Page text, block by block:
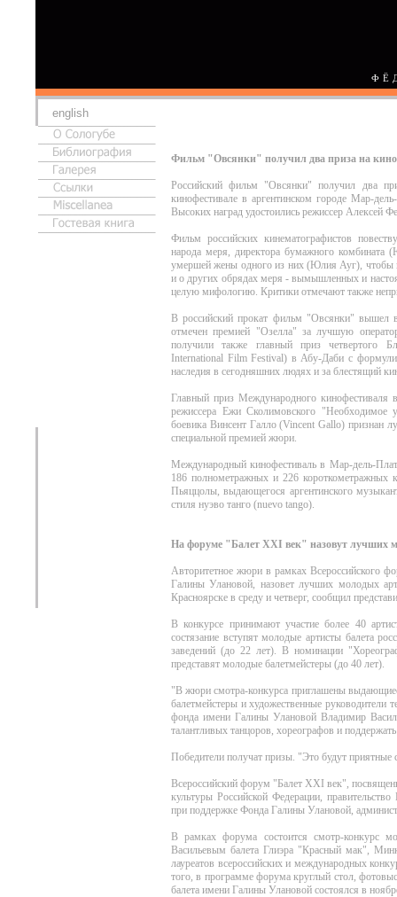
english
Фильм "Овсянки" получил два приза на
Российский фильм "Овсянки" получил два
кинофестивале в аргентинском городе Мар-
Высоких наград удостоились режиссер Алексей
Фильм российских кинематографистов
народа меря, директора бумажного
умершей жены одного из них (Юлия Ауг), чтобы
и о других обрядах меря - вымышленных и
целую мифологию. Критики отмечают также
В российский прокат фильм "Овсянки" вышел
отмечен премией "Озелла" за лучшую
получили также главный приз четвертого
International Film Festival) в Абу-Даби с
наследия в сегодняшних людях и за блестящий
Главный приз Международного кинофестиваля
режиссера Ежи Сколимовского
боевика Винсент Галло (Vincent Gallo)
специальной премией жюри.
Международный кинофестиваль в Мар-дель-
186 полнометражных и 226 короткометражных
Пьяццолы, выдающегося аргентинского
стиля нуэво танго (nuevo tango).
На форуме "Балет XXI век" назовут лучших
Авторитетное жюри в рамках Всероссийского
Галины Улановой, назовет лучших молодых
Красноярске в среду и четверг, сообщил
В конкурсе принимают участие более 40
состязание вступят молодые артисты балета
заведений (до 22 лет). В номинации
представят молодые балетмейстеры (до 40 лет).
"В жюри смотра-конкурса приглашены
балетмейстеры и художественные руководители
фонда имени Галины Улановой Владимир
талантливых танцоров, хореографов и поддержать
Победители получат призы. "Это будут приятные
Всероссийский форум "Балет XXI век",
культуры Российской Федерации,
при поддержке Фонда Галины Улановой,
В рамках форума состоится смотр-конкурс
Васильевым балета Глиэра "Красный мак",
лауреатов всероссийских и международных
того, в программе форума круглый стол,
балета имени Галины Улановой состоялся в